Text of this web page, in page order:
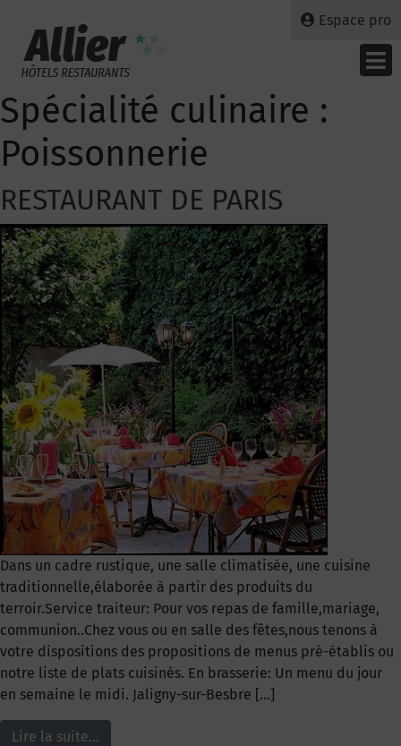
Espace pro
Spécialité culinaire :
Poissonnerie
RESTAURANT DE PARIS
Dans un cadre rustique, une salle climatisée, une cuisine
traditionnelle,élaborée à partir des produits du
terroir.Service traiteur: Pour vos repas de famille,mariage,
communion..Chez vous ou en salle des fêtes,nous tenons à
votre dispositions des propositions de menus pré-établis ou
notre liste de plats cuisinés. En brasserie: Un menu du jour
en semaine le midi. Jaligny-sur-Besbre […]
Lire la suite…